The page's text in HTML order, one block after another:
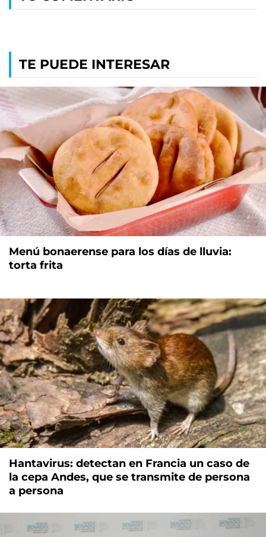
TE PUEDE INTERESAR
Menú bonaerense para los días de lluvia:
torta frita
Hantavirus: detectan en Francia un caso de
la cepa Andes, que se transmite de persona
a persona